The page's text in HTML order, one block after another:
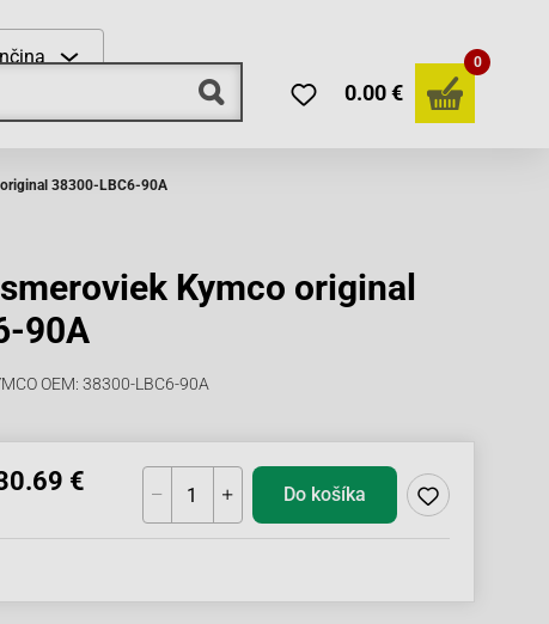
0.00 €
0
38300-LBC6-90A
Kymco original
90A
OEM: 38300-LBC6-90A
€ Do košíka